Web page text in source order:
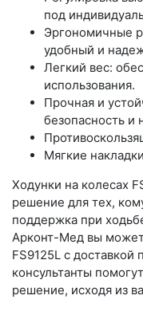
под
Эргономичные
удобный и
Легкий вес:
использования.
Прочная и
безопасность и
Мягкие
Ходунки на колесах
решение для тех,
поддержка при
Арконт-Мед вы
FS9125L с
консультанты
решение, исходя из